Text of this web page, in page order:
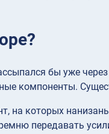
бы уже
компоненты.
на которых
передавать